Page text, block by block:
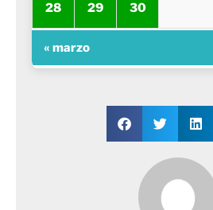
28 29 30
« marzo